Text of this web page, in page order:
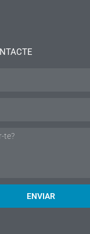
ENVIAR